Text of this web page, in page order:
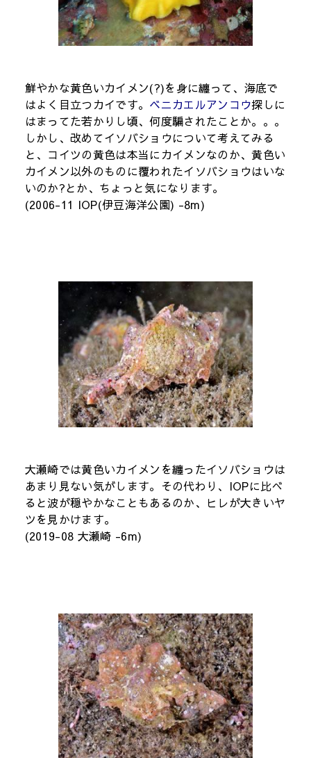
鮮やかな黄色いカイメン(?)を身に纏って、海底で
はよく目立つカイです。 ベニカエルアンコウ探しに
はまってた若かりし頃、何度騙されたことか。。。
しかし、改めてイソバショウについて考えてみる
と、コイツの黄色は本当にカイメンなのか、黄色い
カイメン以外のものに覆われたイソバショウはいな
いのか?とか、ちょっと気になります。
(2006-11 IOP(伊豆海洋公園) -8m)
大瀬崎では黄色いカイメンを纏ったイソバショウは
あまり見ない気がします。その代わり、IOPに比べ
ると波が穏やかなこともあるのか、ヒレが大きいヤ
ツを見かけます。
(2019-08 大瀬崎 -6m)